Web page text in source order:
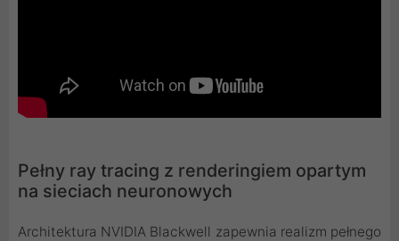
Pełny ray tracing z renderingiem opartym
na sieciach neuronowych
Architektura NVIDIA Blackwell zapewnia realizm pełnego